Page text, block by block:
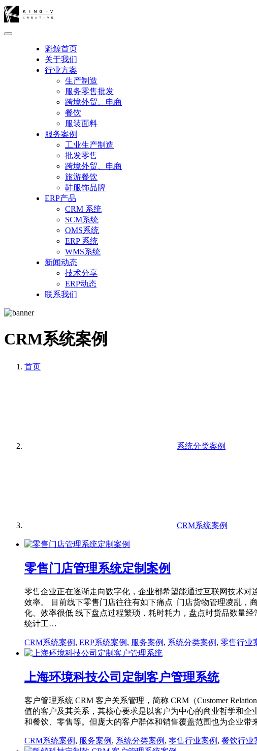
魁鲸首页
关于我们
行业方案
生产制造
服务零售批发
跨境外贸、电商
餐饮
服装面料
服务案例
工业生产制造
批发零售
跨境外贸、电商
旅游餐饮
鞋服饰品牌
ERP产品
CRM 系统
SCM系统
OMS系统
ERP 系统
WMS系统
新闻动态
技术分享
ERP动态
联系我们
CRM系统案例
首页
系统分类案例
CRM系统案例
零售门店管理系统定制案例
零售企业正在逐渐走向数字化，企业都希望能通过互联网技术
效率。 目前线下零售门店往往有如下痛点 门店货物管理凌乱，
化、效率很低 线下盘点过程繁琐，耗时耗力，盘点时货品数量
统计工…
CRM系统案例 , ERP系统案例 , 服务案例 , 系统分类案例 , 零售行业
上海环境科技公司定制客户管理系统
客户管理系统 CRM 客户关系管理，简称 CRM（Customer
值的客户及其关系，其核心要求是以客户为中心的商业哲学和
和餐饮、零售等。但庞大的客户群体和销售覆盖范围也为企业
CRM系统案例 , 服务案例 , 系统分类案例 , 零售行业案例 , 餐饮行业